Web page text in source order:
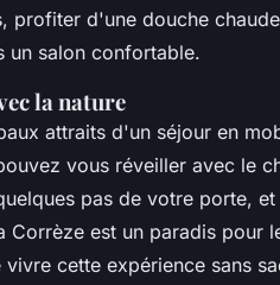
profiter d'une douche
un salon confortable.
la nature
attraits d'un séjour en
vous réveiller avec le
pas de votre porte,
Corrèze est un paradis pour
vivre cette expérience sans